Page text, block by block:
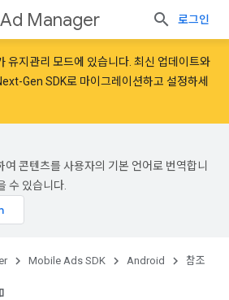
Ad Manager 로그인
유지관리 모드에 있습니다. 최신 업데이트와
Gen SDK로 마이그레이션하고 설정하세
콘텐츠를 사용자의 기본 언어로 번역합니
수 있습니다.
Mobile Ads SDK Android 참조